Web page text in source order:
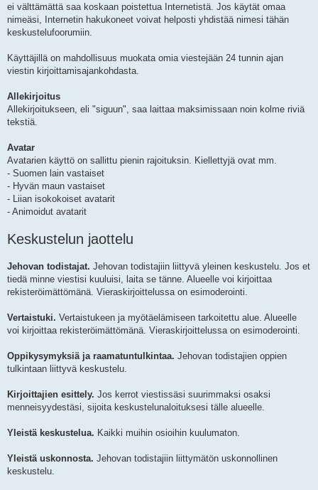
ei välttämättä saa koskaan poistettua Internetistä. Jos käytät omaa
nimeäsi, Internetin hakukoneet voivat helposti yhdistää nimesi tähän
keskustelufoorumiin.
Käyttäjillä on mahdollisuus muokata omia viestejään 24 tunnin ajan
viestin kirjoittamisajankohdasta.
Allekirjoitus
Allekirjoitukseen, eli "siguun", saa laittaa maksimissaan noin kolme riviä
tekstiä.
Avatar
Avatarien käyttö on sallittu pienin rajoituksin. Kiellettyjä ovat mm.
- Suomen lain vastaiset
- Hyvän maun vastaiset
- Liian isokokoiset avatarit
- Animoidut avatarit
Keskustelun jaottelu
Jehovan todistajat. Jehovan todistajiin liittyvä yleinen keskustelu. Jos et
tiedä minne viestisi kuuluisi, laita se tänne. Alueelle voi kirjoittaa
rekisteröimättömänä. Vieraskirjoittelussa on esimoderointi.
Vertaistuki. Vertaistukeen ja myötäelämiseen tarkoitettu alue. Alueelle
voi kirjoittaa rekisteröimättömänä. Vieraskirjoittelussa on esimoderointi.
Oppikysymyksiä ja raamatuntulkintaa. Jehovan todistajien oppien
tulkintaan liittyvä keskustelu.
Kirjoittajien esittely. Jos kerrot viestissäsi suurimmaksi osaksi
menneisyydestäsi, sijoita keskustelunaloituksesi tälle alueelle.
Yleistä keskustelua. Kaikki muihin osioihin kuulumaton.
Yleistä uskonnosta. Jehovan todistajiin liittymätön uskonnollinen
keskustelu.